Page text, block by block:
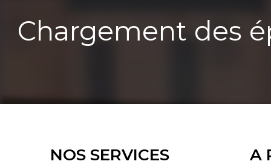
Chargement des
NOS SERVICES A